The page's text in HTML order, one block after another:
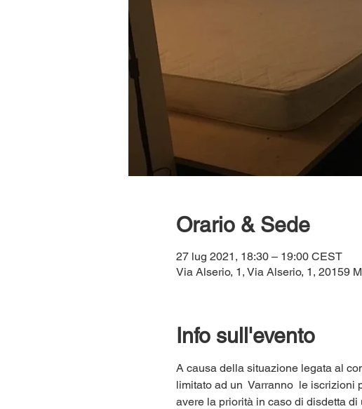
Orario & Sede
27 lug 2021, 18:30 – 19:00 CEST
Via Alserio, 1, Via Alserio, 1, 20159
Info sull'evento
A causa della situazione legata al
limitato ad un Varranno le iscrizioni
avere la priorità in caso di disdetta